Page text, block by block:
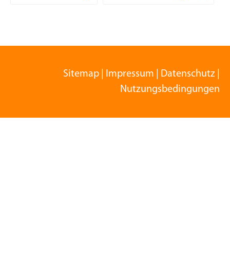
Sitemap Impressum Datenschutz
Nutzungsbedingungen